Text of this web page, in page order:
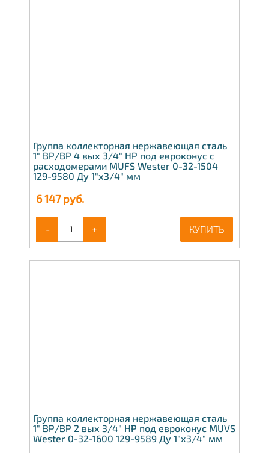
Группа коллекторная нержавеющая сталь
1" ВР/ВР 4 вых 3/4" НР под евроконус с
расходомерами MUFS Wester 0-32-1504
129-9580 Ду 1"х3/4" мм
6 147руб.
- + КУПИТЬ
Группа коллекторная нержавеющая сталь
1" ВР/ВР 2 вых 3/4" НР под евроконус MUVS
Wester 0-32-1600 129-9589 Ду 1"х3/4" мм